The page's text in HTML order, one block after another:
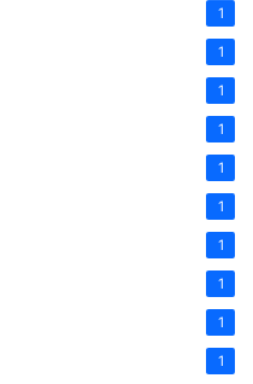
1
1
1
1
1
1
1
1
1
1